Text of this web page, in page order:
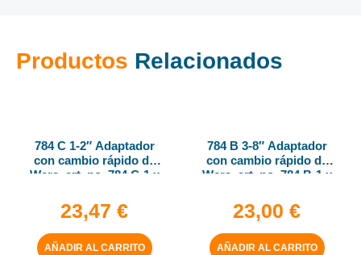
Productos Relacionados
784 C 1-2″ Adaptador
con cambio rápido de
Wera, art. no. 784 C-1 x
23,47 €
AÑADIR AL CARRITO
784 B 3-8″ Adaptador
con cambio rápido de
Wera, art. no. 784 B-1 x
23,00 €
AÑADIR AL CARRITO